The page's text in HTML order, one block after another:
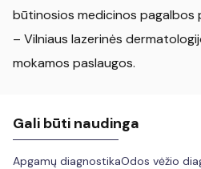
būtinosios medicinos pagalbos
– Vilniaus lazerinės
mokamos paslaugos.
Gali būti naudinga
Apgamų diagnostikaOdos vėžio